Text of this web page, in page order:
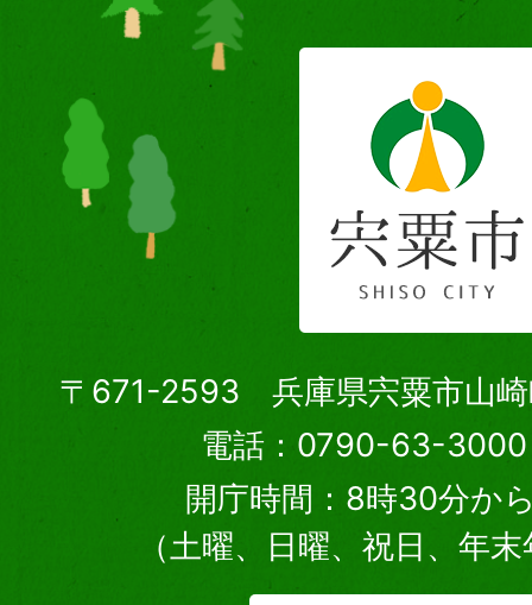
〒671-2593 兵庫県宍粟市山崎
電話：0790-63-3000
開庁時間：8時30分か
（土曜、日曜、祝日、年